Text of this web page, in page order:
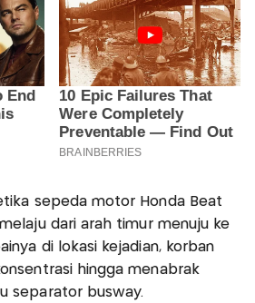
sepeda motor Honda Beat
dari arah timur menuju ke
di lokasi kejadian, korban
hingga menabrak
separator busway.